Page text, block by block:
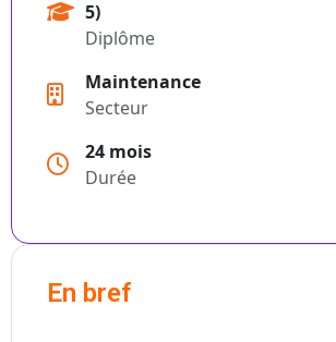
5)
Diplôme
Maintenance
Secteur
24 mois
Durée
En bref